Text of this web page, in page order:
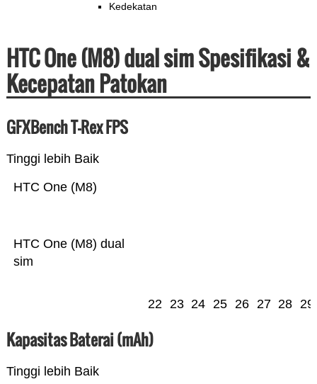
Kedekatan
HTC One (M8) dual sim Spesifikasi &
Kecepatan Patokan
GFXBench T-Rex FPS
Tinggi lebih Baik
HTC One (M8) dual
sim
HTC One (M8)
22 23 24 25 26 27 28 29
Kapasitas Baterai (mAh)
Tinggi lebih Baik